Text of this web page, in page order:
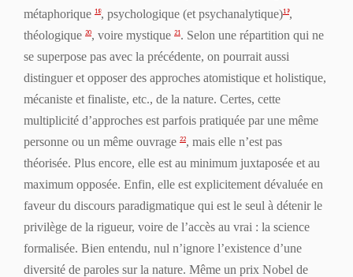
métaphorique 18, psychologique (et psychanalytique)19,
théologique 20, voire mystique 21. Selon une répartition qui ne
se superpose pas avec la précédente, on pourrait aussi
distinguer et opposer des approches atomistique et holistique,
mécaniste et finaliste, etc., de la nature. Certes, cette
multiplicité d’approches est parfois pratiquée par une même
personne ou un même ouvrage 22, mais elle n’est pas
théorisée. Plus encore, elle est au minimum juxtaposée et au
maximum opposée. Enfin, elle est explicitement dévaluée en
faveur du discours paradigmatique qui est le seul à détenir le
privilège de la rigueur, voire de l’accès au vrai : la science
formalisée. Bien entendu, nul n’ignore l’existence d’une
diversité de paroles sur la nature. Même un prix Nobel de